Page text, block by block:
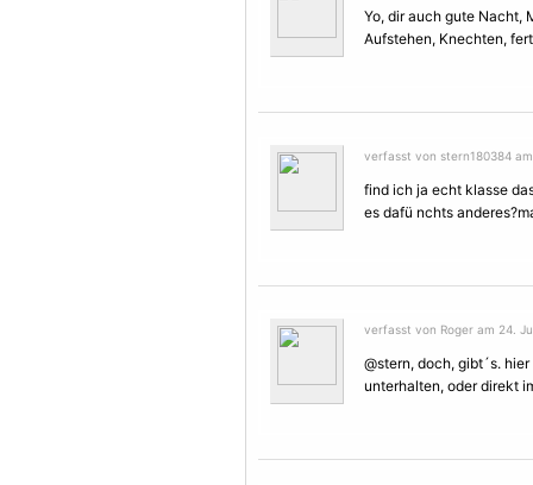
Yo, dir auch gute
Aufstehen, Knechten,
verfasst von stern180384
find ich ja echt klasse
es dafü nchts
verfasst von Roger am 24.
@stern, doch, gibt´s.
unterhalten, oder direkt